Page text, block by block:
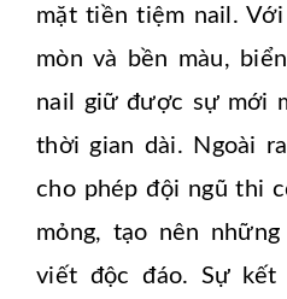
mặt tiền tiệm nail.
mòn và bền màu,
nail giữ được sự mới
thời gian dài. Ngoài
cho phép đội ngũ thi
mỏng, tạo nên
viết độc đáo. Sự